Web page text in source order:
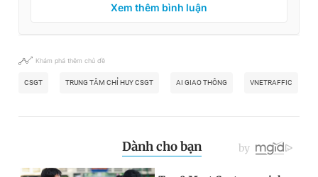
Xem thêm bình luận
Khám phá thêm chủ đề
CSGT TRUNG TÂM CHỈ HUY CSGT AI GIAO THÔNG VNETRAFFIC